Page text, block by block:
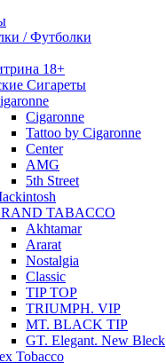
/ Футболки
18+
Сигареты
Cigaronne
Tattoo by Cigaronne
Center
AMG
5th Street
TABACCO
Akhtamar
Ararat
Nostalgia
Classic
TIP TOP
TRIUMPH. VIP
MT. BLACK TIP
GT. Elegant. New Bleck
Tobacco